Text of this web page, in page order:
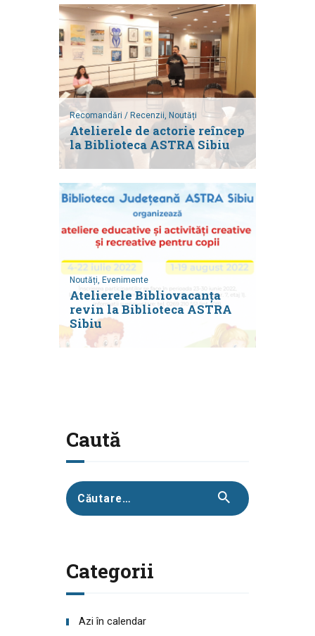
Recomandări / Recenzii, Noutăți
Atelierele de actorie reîncep
la Biblioteca ASTRA Sibiu
Noutăți, Evenimente
Atelierele Bibliovacanța
revin la Biblioteca ASTRA
Sibiu
Caută
Caută
după:
Categorii
Azi în calendar